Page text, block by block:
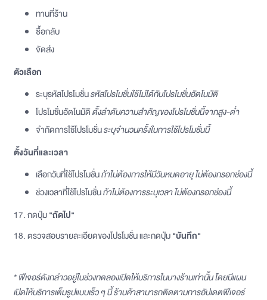
ทานที่ร้าน
ซื้อกลับ
จัดส่ง
ตัวเลือก
ระบุรหัสโปรโมชั่นรหัสโปรโมชั่นใช้ไม่ได้กับโปรโมชั่นอัตโนมัติ
โปรโมชั่นอัตโนมัติตั้งลำดับความสำคัญของโปรโมชั่นนี้จากสูง-ต่ำ
จำกัดการใช้โปรโมชั่นระบุจำนวนครั้งในการใช้โปรโมชั่นนี้
ตั้งวันที่และเวลา
เลือกวันที่ใช้โปรโมชั่นถ้าไม่ต้องการให้มีวันหมดอายุ ไม่ต้องกรอกช่องนี้
ช่วงเวลาที่ใช้โปรโมชั่นถ้าไม่ต้องการระบุเวลา ไม่ต้องกรอกช่องนี้
17. กดปุ่ม"ถัดไป"
18. ตรวจสอบรายละเอียดของโปรโมชั่น และกดปุ่ม"บันทึก"
* ฟีเจอร์ดังกล่าวอยู่ในช่วงทดลองเปิดให้บริการในบางร้านเท่านั้น โดยมีแผน
เปิดให้บริการเต็มรูปแบบเร็ว ๆ นี้ ร้านค้าสามารถติดตามการอัปเดตฟีเจอร์